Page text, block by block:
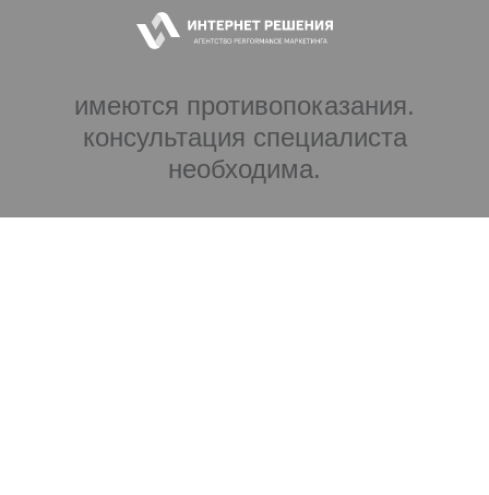
имеются противопоказания.
консультация специалиста
необходима.